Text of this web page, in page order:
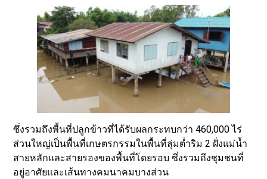
ซึ่งรวมถึงพื้นที่ปลูกข้าวที่ได้รับผลกระทบกว่า 460,000 ไร่
ส่วนใหญ่เป็นพื้นที่เกษตรกรรมในพื้นที่ลุ่มต่ำริม 2 ฝั่งแม่น้ำ
สายหลักและสายรองของพื้นที่โดยรอบ ซึ่งรวมถึงชุมชนที่
อยู่อาศัยและเส้นทางคมนาคมบางส่วน